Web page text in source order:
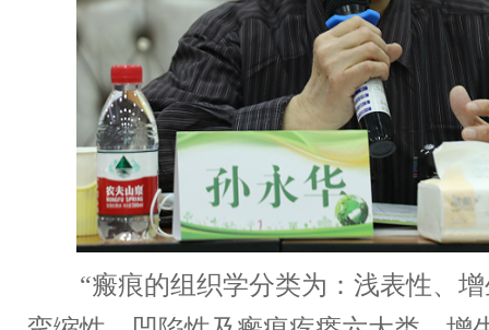
“瘢痕的组织学分类为：浅表性、增